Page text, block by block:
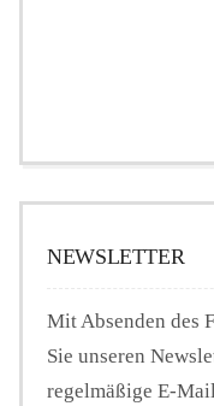
NEWSLETTER
Mit Absenden des
Sie unseren
regelmäßige E-